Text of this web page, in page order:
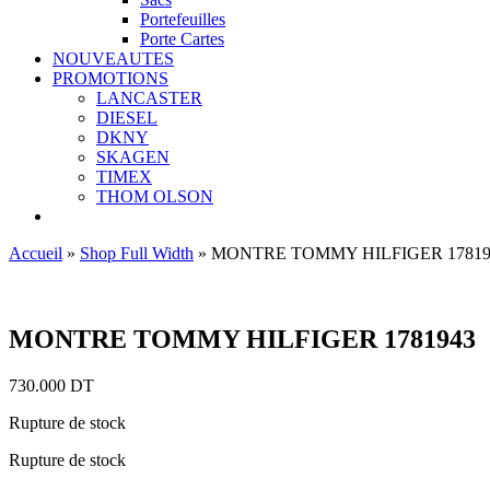
Portefeuilles
Porte Cartes
NOUVEAUTES
PROMOTIONS
LANCASTER
DIESEL
DKNY
SKAGEN
TIMEX
THOM OLSON
Accueil » Shop Full Width » MONTRE TOMMY HILFIGER
MONTRE TOMMY HILFIGER 1781943
730.000 DT
Rupture de stock
Rupture de stock